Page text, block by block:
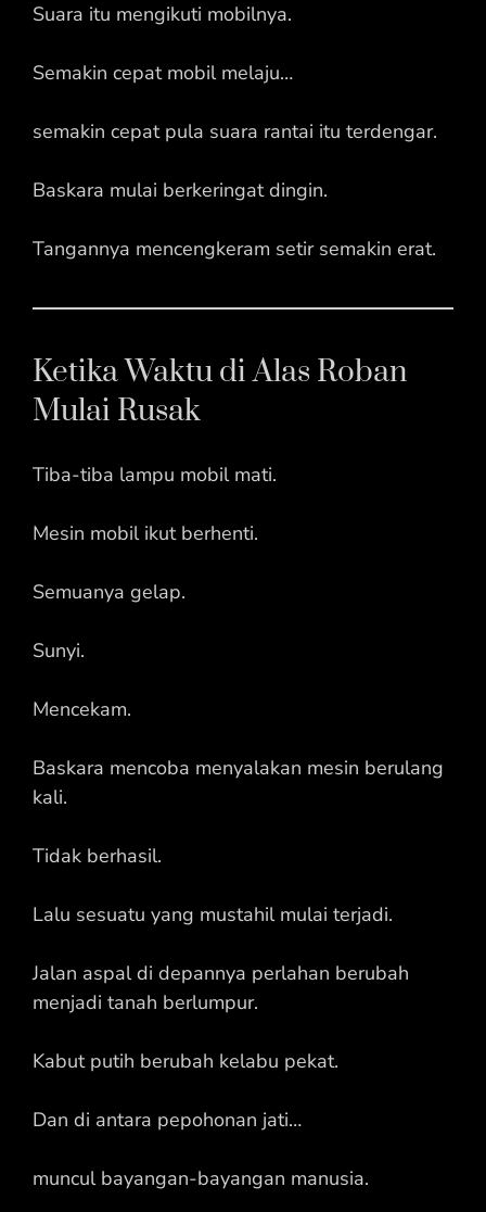
Suara itu mengikuti mobilnya.
Semakin cepat mobil melaju…
semakin cepat pula suara rantai itu terdengar.
Baskara mulai berkeringat dingin.
Tangannya mencengkeram setir semakin erat.
Ketika Waktu di Alas Roban
Mulai Rusak
Tiba-tiba lampu mobil mati.
Mesin mobil ikut berhenti.
Semuanya gelap.
Sunyi.
Mencekam.
Baskara mencoba menyalakan mesin berulang
kali.
Tidak berhasil.
Lalu sesuatu yang mustahil mulai terjadi.
Jalan aspal di depannya perlahan berubah
menjadi tanah berlumpur.
Kabut putih berubah kelabu pekat.
Dan di antara pepohonan jati…
muncul bayangan-bayangan manusia.